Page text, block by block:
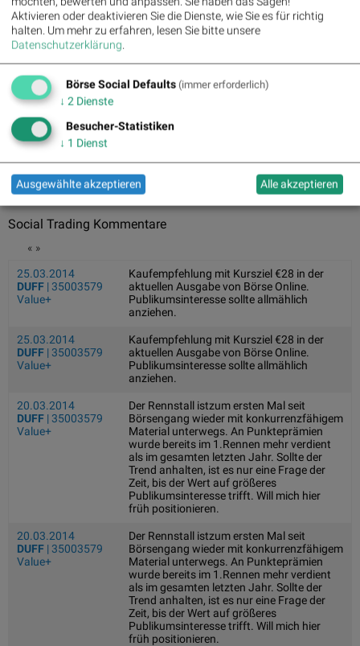
Meet Sunita Williams and Butch Wilmore, the astronauts
who've been stuck in space since June
Butch Wilmore and Sunita Williams will finally return to Earth after
nine months 'stuck' in space...
Serena Williams steigt als Miteigentümerin bei Toronto Tempo
ein
Tennis-Ikone Serena Williams investiert in den Frauen-Basketball
und wird Miteigentümerin des neu...
Williams Racing geht mit Atlassian als neuem Titelpartner in
die Zukunft
Das Formel-1-Team Williams Racing hat eine langfristige
Partnerschaft mit Atlassian bekannt gegeb...
Social Trading Kommentare
« »
25.03.2014
DUFF | 35003579
Value+
Kaufempfehlung mit Kursziel €28 in der
aktuellen Ausgabe von Börse Online.
Publikumsinteresse sollte allmählich
anziehen.
25.03.2014
DUFF | 35003579
Value+
Kaufempfehlung mit Kursziel €28 in der
aktuellen Ausgabe von Börse Online.
Publikumsinteresse sollte allmählich
anziehen.
20.03.2014
DUFF | 35003579
Value+
Der Rennstall istzum ersten Mal seit
Börsengang wieder mit konkurrenzfähigem
Material unterwegs. An Punkteprämien
wurde bereits im 1.Rennen mehr verdient
als im gesamten letzten Jahr. Sollte der
Trend anhalten, ist es nur eine Frage der
Zeit, bis der Wert auf größeres
Publikumsinteresse trifft. Will mich hier
früh positionieren.
20.03.2014
DUFF | 35003579
Value+
Der Rennstall istzum ersten Mal seit
Börsengang wieder mit konkurrenzfähigem
Material unterwegs. An Punkteprämien
wurde bereits im 1.Rennen mehr verdient
als im gesamten letzten Jahr. Sollte der
Trend anhalten, ist es nur eine Frage der
Zeit, bis der Wert auf größeres
Publikumsinteresse trifft. Will mich hier
früh positionieren.
Aktivieren oder deaktivieren Sie die Dienste, wie Sie es für richtig
halten. Um mehr zu erfahren, lesen Sie bitte unsere
Datenschutzerklärung.
Börse Social Defaults (immer erforderlich)
↓ 2 Dienste
Besucher-Statistiken
↓ 1 Dienst
Ausgewählte akzeptieren Alle akzeptieren